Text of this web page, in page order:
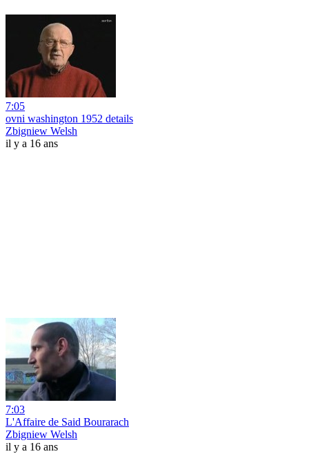
7:05
ovni washington 1952 details
Zbigniew Welsh
il y a 16 ans
7:03
L'Affaire de Said Bourarach
Zbigniew Welsh
il y a 16 ans